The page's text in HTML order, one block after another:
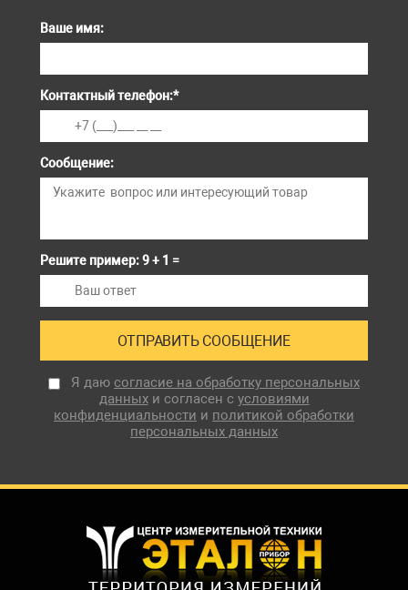
Ваше имя:
Контактный телефон:*
Сообщение:
Решите пример: 9 + 1 =
Я даю согласие на обработку персональных
данныхи согласен с условиями
конфиденциальности и политикой обработки
персональных данных